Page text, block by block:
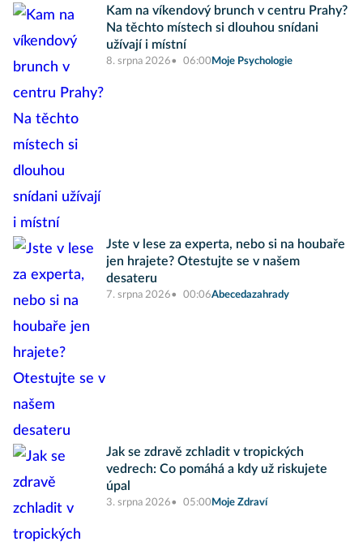
Kam na víkendový brunch v centru Prahy?
Na těchto místech si dlouhou snídani
užívají i místní
8. srpna 2026 06:00 Moje Psychologie
Jste v lese za experta, nebo si na houbaře
jen hrajete? Otestujte se v našem
desateru
7. srpna 2026 00:06Abecedazahrady
Jak se zdravě zchladit v tropických
vedrech: Co pomáhá a kdy už riskujete
úpal
3. srpna 2026 05:00 Moje Zdraví